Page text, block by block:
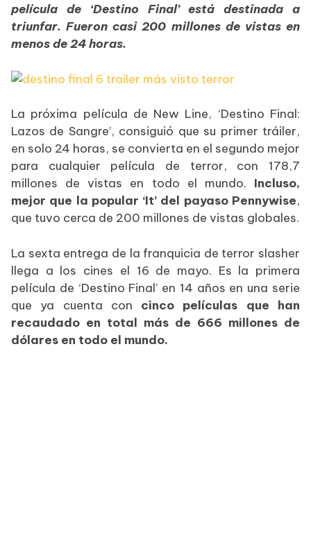
película de ‘Destino Final’ está destinada a
triunfar. Fueron casi 200 millones de vistas en
menos de 24 horas.
La próxima película de New Line, ‘Destino Final:
Lazos de Sangre’, consiguió que su primer tráiler,
en solo 24 horas, se convierta en el segundo mejor
para cualquier película de terror, con 178,7
millones de vistas en todo el mundo. Incluso,
mejor que la popular ‘It’ del payaso Pennywise,
que tuvo cerca de 200 millones de vistas globales.
La sexta entrega de la franquicia de terror slasher
llega a los cines el 16 de mayo. Es la primera
película de ‘Destino Final’ en 14 años en una serie
que ya cuenta con cinco películas que han
recaudado en total más de 666 millones de
dólares en todo el mundo.